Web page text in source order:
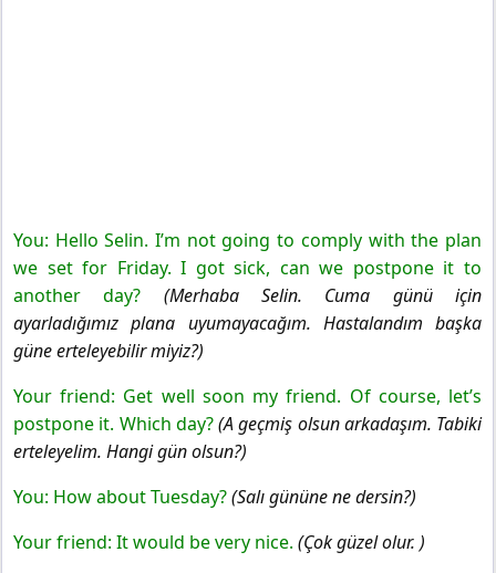
You: Hello Selin. I’m not going to comply with the plan
we set for Friday. I got sick, can we postpone it to
another day? (Merhaba Selin. Cuma günü için
ayarladığımız plana uyumayacağım. Hastalandım başka
güne erteleyebilir miyiz?)
Your friend: Get well soon my friend. Of course, let’s
postpone it. Which day?(A geçmiş olsun arkadaşım. Tabiki
erteleyelim. Hangi gün olsun?)
You: How about Tuesday?(Salı gününe ne dersin?)
Your friend: It would be very nice. (Çok güzel olur. )